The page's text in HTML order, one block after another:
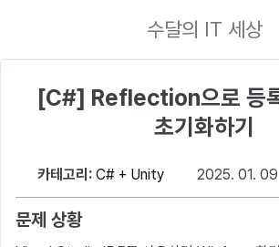
수달의 IT 세상
[C#] Reflection으로 등
초기화하기
카테고리: C# + Unity 2025. 01. 09
문제 상황